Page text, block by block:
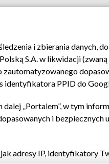
Biuro reklamy
i zbierania danych,
S.A. w likwidacji (zwaną
zautomatyzowanego
identyfikatora PPID do
dalej „Portalem”, w tym
i bezpiecznych
adresy IP, identyfikatory